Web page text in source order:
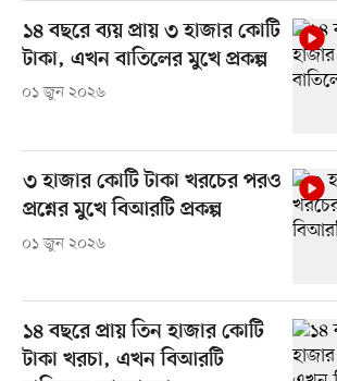
১৪ বছরে ব্যয় প্রায় ৩ হাজার কোটি
টাকা, এখন বাতিলের মুখে প্রকল্প
০১ জুন ২০২৬
৩ হাজার কোটি টাকা খরচের পরও
প্রশ্নের মুখে বিআরটি প্রকল্প
০১ জুন ২০২৬
১৪ বছরে প্রায় তিন হাজার কোটি
টাকা খরচা, এখন বিআরটি